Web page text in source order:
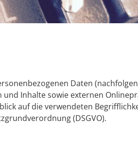
Daten
Inhalte sowie externen
auf die verwendeten
(DSGVO).